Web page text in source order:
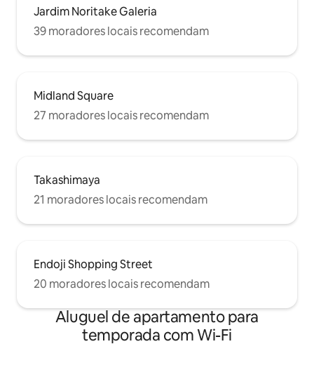
Jardim Noritake Galeria
39 moradores locais recomendam
Midland Square
27 moradores locais recomendam
Takashimaya
21 moradores locais recomendam
Endoji Shopping Street
20 moradores locais recomendam
Aluguel de apartamento para
temporada com Wi-Fi